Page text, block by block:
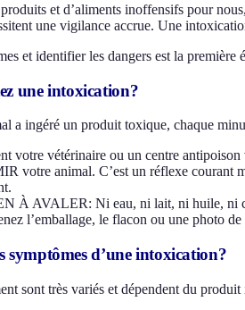
et d’aliments inoffensifs pour
une vigilance accrue. Une
et identifier les dangers est la première
une intoxication?
a ingéré un produit toxique, chaque
votre vétérinaire ou un centre antipoison
votre animal. C’est un réflexe courant
À AVALER: Ni eau, ni lait, ni huile, ni
l’emballage, le flacon ou une photo
symptômes d’une intoxication?
sont très variés et dépendent du